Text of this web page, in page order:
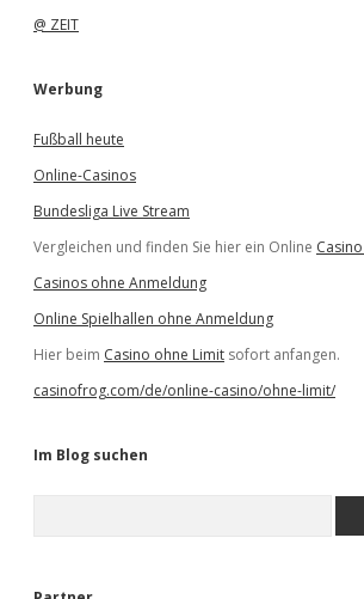
@ ZEIT
Werbung
Fußball heute
Online-Casinos
Bundesliga Live Stream
Vergleichen und finden Sie hier ein Online
Casinos ohne Anmeldung
Online Spielhallen ohne Anmeldung
Hier beim Casino ohne Limit sofort anfangen.
casinofrog.com/de/online-casino/ohne-limit/
Im Blog suchen
e